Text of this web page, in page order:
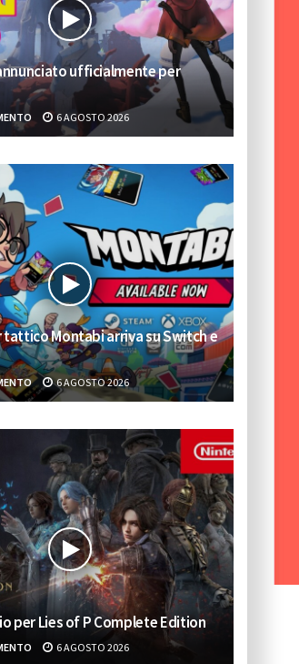
ufficialmente per
6 AGOSTO 2026
Montabi arriva su Switch e
6 AGOSTO 2026
per Lies of P Complete Edition
6 AGOSTO 2026